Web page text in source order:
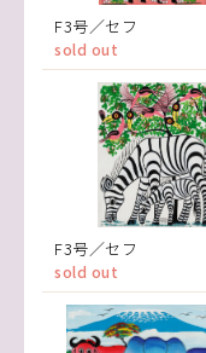
F3号／セフ
sold out
F3号／セフ
sold out